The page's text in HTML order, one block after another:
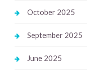
October 2025
September 2025
June 2025